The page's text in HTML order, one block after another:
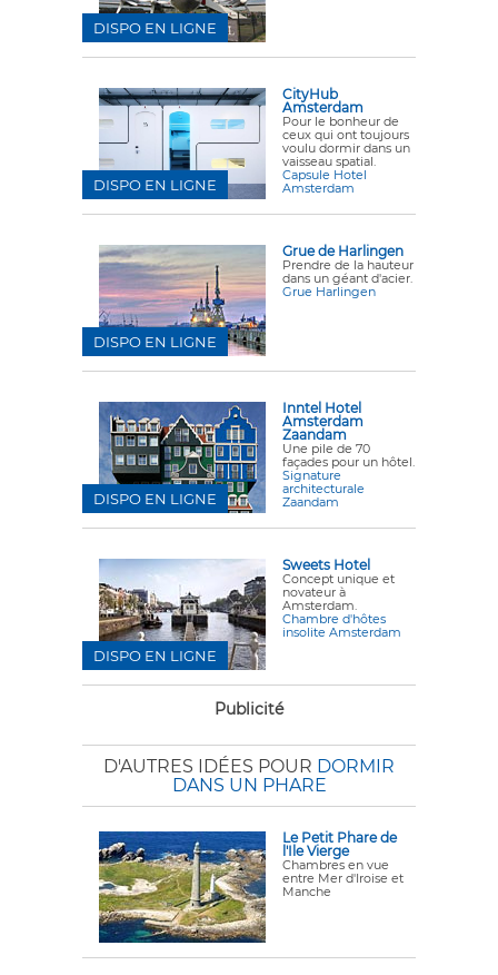
DISPO EN LIGNE
CityHub
Amsterdam
Pour le bonheur de
ceux qui ont toujours
voulu dormir dans un
vaisseau spatial.
Capsule Hotel
Amsterdam
DISPO EN LIGNE
Grue de Harlingen
Prendre de la hauteur
dans un géant d'acier.
Grue Harlingen
DISPO EN LIGNE
Inntel Hotel
Amsterdam
Zaandam
Une pile de 70
façades pour un hôtel.
Signature
architecturale
Zaandam
DISPO EN LIGNE
Sweets Hotel
Concept unique et
novateur à
Amsterdam.
Chambre d'hôtes
insolite Amsterdam
DISPO EN LIGNE
Publicité
D'AUTRES IDÉES POUR DORMIR
DANS UN PHARE
Le Petit Phare de
l'Ile Vierge
Chambres en vue
entre Mer d'Iroise et
Manche